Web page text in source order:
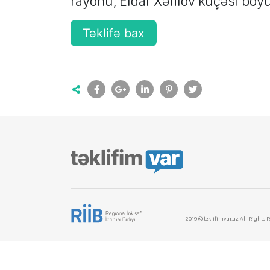
Təklifə bax
2019 © teklifimvar.az All Rights